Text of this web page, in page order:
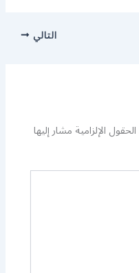
التالي
الحقول الإلزامية مشار إليها